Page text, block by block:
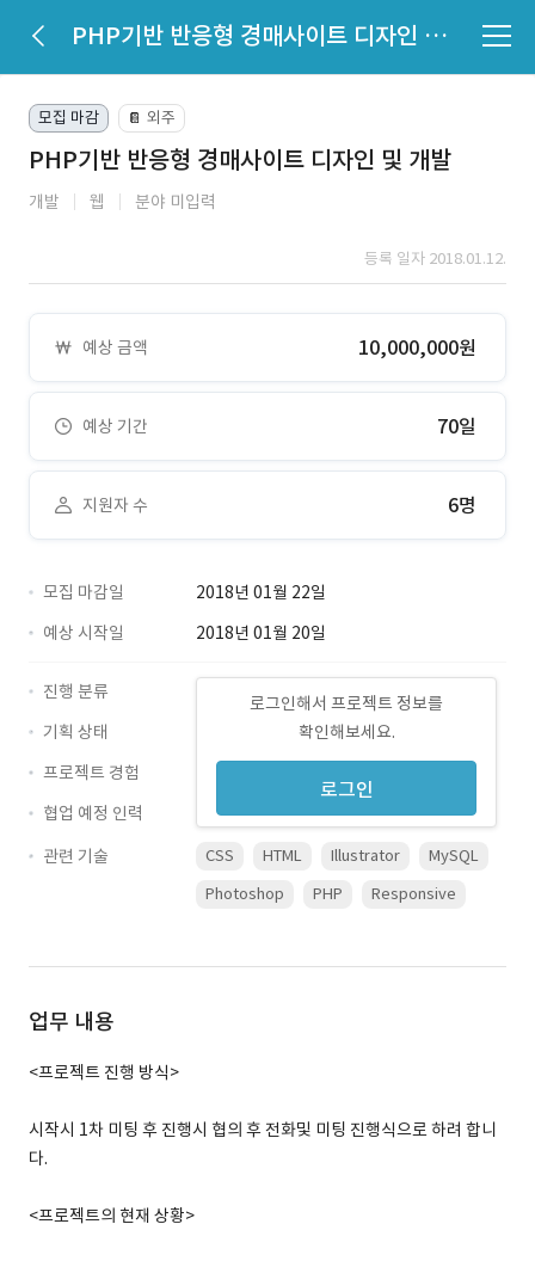
PHP기반 반응형 경매사이트 디자인 및 개발
모집 마감 📔 외주
PHP기반 반응형 경매사이트 디자인 및 개발
개발 웹 분야 미입력
등록 일자 2018.01.12.
예상 금액 10,000,000원
예상 기간 70일
지원자 수 6명
모집 마감일
2018년 01월 22일
예상 시작일
2018년 01월 20일
로그인해서 프로젝트 정보를
확인해보세요.
로그인
진행 분류
기획 상태
프로젝트 경험
협업 예정 인력
관련 기술
CSS HTML Illustrator
MySQL
Photoshop
PHP Responsive
업무 내용
<프로젝트 진행 방식>
시작시 1차 미팅 후 진행시 협의 후 전화및 미팅 진행식으로 하려 합니
다.
<프로젝트의 현재 상황>